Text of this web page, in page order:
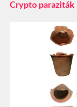
Crypto paraziták